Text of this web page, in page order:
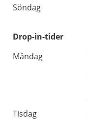
Söndag
Drop-in-tider
Måndag
Tisdag